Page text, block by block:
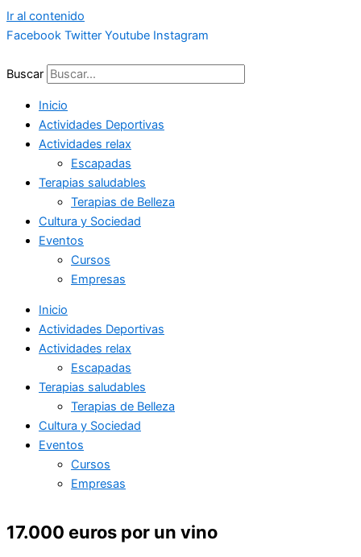
Ir al contenido
Facebook Twitter Youtube Instagram
Buscar
Inicio
Actividades Deportivas
Actividades relax
Escapadas
Terapias saludables
Terapias de Belleza
Cultura y Sociedad
Eventos
Cursos
Empresas
Inicio
Actividades Deportivas
Actividades relax
Escapadas
Terapias saludables
Terapias de Belleza
Cultura y Sociedad
Eventos
Cursos
Empresas
17.000 euros por un vino